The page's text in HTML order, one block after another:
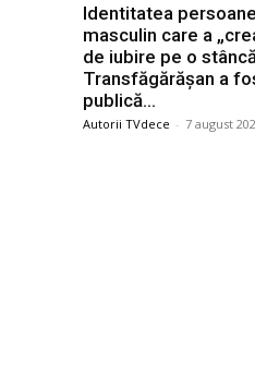
Identitatea
masculin care a
de iubire pe o
Transfăgărășan a
publică…
Autorii TVdece - 7 august